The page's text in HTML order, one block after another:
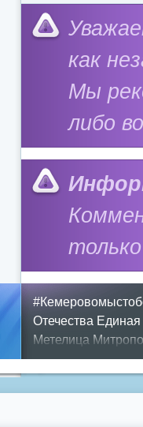
как
Мы
либо
Отечества
Метелица
Днем ЖКХ
Противопожарная
день города